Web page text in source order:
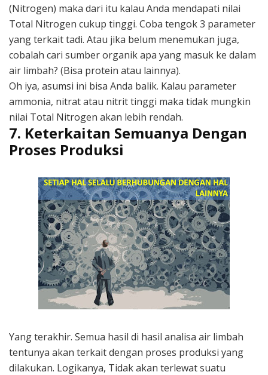
(Nitrogen) maka dari itu kalau Anda mendapati nilai
Total Nitrogen cukup tinggi. Coba tengok 3 parameter
yang terkait tadi. Atau jika belum menemukan juga,
cobalah cari sumber organik apa yang masuk ke dalam
air limbah? (Bisa protein atau lainnya).
Oh iya, asumsi ini bisa Anda balik. Kalau parameter
ammonia, nitrat atau nitrit tinggi maka tidak mungkin
nilai Total Nitrogen akan lebih rendah.
7. Keterkaitan Semuanya Dengan
Proses Produksi
Yang terakhir. Semua hasil di hasil analisa air limbah
tentunya akan terkait dengan proses produksi yang
dilakukan. Logikanya, Tidak akan terlewat suatu